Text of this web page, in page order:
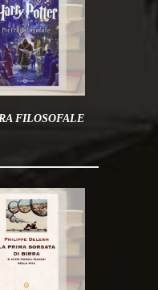
FILOSOFALE